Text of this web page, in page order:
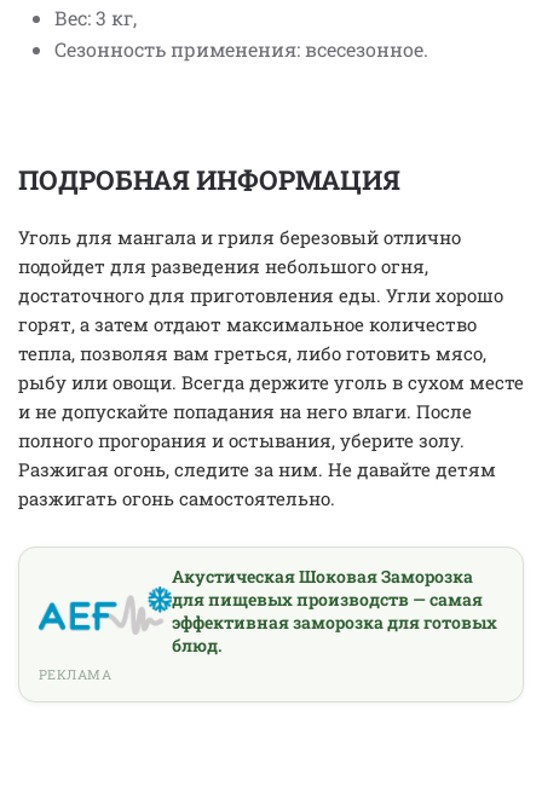
Вес: 3 кг,
Сезонность применения: всесезонное.
ПОДРОБНАЯ ИНФОРМАЦИЯ
Уголь для мангала и гриля березовый отлично
подойдет для разведения небольшого огня,
достаточного для приготовления еды. Угли хорошо
горят, а затем отдают максимальное количество
тепла, позволяя вам греться, либо готовить мясо,
рыбу или овощи. Всегда держите уголь в сухом месте
и не допускайте попадания на него влаги. После
полного прогорания и остывания, уберите золу.
Разжигая огонь, следите за ним. Не давайте детям
разжигать огонь самостоятельно.
Акустическая Шоковая Заморозка
для пищевых производств — самая
эффективная заморозка для готовых
блюд.
РЕКЛАМА